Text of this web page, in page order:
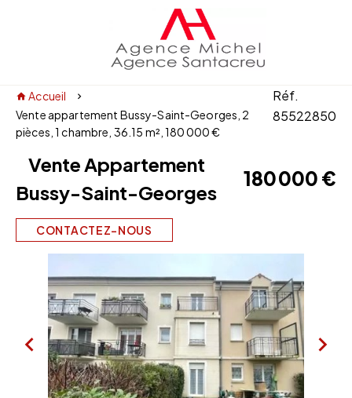
Accueil
Vente appartement Bussy-Saint-Georges, 2
pièces, 1 chambre, 36.15 m², 180 000 €
Réf.
85522850
CONTACTEZ-NOUS
Vente Appartement
Bussy-Saint-Georges
180 000 €